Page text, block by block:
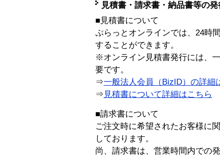
見積書・請求書・納品書等の
■見積書について
ぷらっとオンラインでは、24時
することができます。
※オンライン見積書発行には、
要です。
⇒一般法人会員（BizID）の詳細
⇒ 見積書について詳細はこちら
■請求書について
ご注文時に希望されたお客様に
しております。
尚、請求書は、営業時間内での